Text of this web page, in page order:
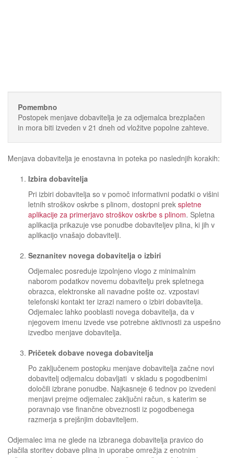
Pomembno
Postopek menjave dobavitelja je za odjemalca brezplačen
in mora biti izveden v 21 dneh od vložitve popolne zahteve.
Menjava dobavitelja je enostavna in poteka po naslednjih korakih:
Izbira dobavitelja
Pri izbiri dobavitelja so v pomoč informativni podatki o višini
letnih stroškov oskrbe s plinom, dostopni prek spletne
aplikacije za primerjavo stroškov oskrbe s plinom. Spletna
aplikacija prikazuje vse ponudbe dobaviteljev plina, ki jih v
aplikacijo vnašajo dobavitelji.
Seznanitev novega dobavitelja o izbiri
Odjemalec posreduje izpolnjeno vlogo z minimalnim
naborom podatkov novemu dobavitelju prek spletnega
obrazca, elektronske ali navadne pošte oz. vzpostavi
telefonski kontakt ter izrazi namero o izbiri dobavitelja.
Odjemalec lahko pooblasti novega dobavitelja, da v
njegovem imenu izvede vse potrebne aktivnosti za uspešno
izvedbo menjave dobavitelja.
Pričetek dobave novega dobavitelja
Po zaključenem postopku menjave dobavitelja začne novi
dobavitelj odjemalcu dobavljati v skladu s pogodbenimi
določili izbrane ponudbe. Najkasneje 6 tednov po izvedeni
menjavi prejme odjemalec zaključni račun, s katerim se
poravnajo vse finančne obveznosti iz pogodbenega
razmerja s prejšnjim dobaviteljem.
Odjemalec ima ne glede na izbranega dobavitelja pravico do
plačila storitev dobave plina in uporabe omrežja z enotnim